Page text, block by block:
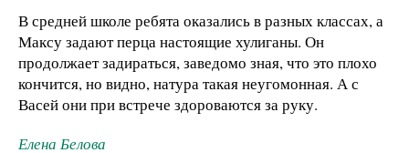
В средней школе ребята оказались в разных классах, а
Максу задают перца настоящие хулиганы. Он
продолжает задираться, заведомо зная, что это плохо
кончится, но видно, натура такая неугомонная. А с
Васей они при встрече здороваются за руку.
Елена Белова